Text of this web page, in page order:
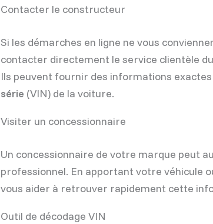
Contacter le constructeur
Si les démarches en ligne ne vous
contacter directement le service clientèle
Ils peuvent fournir des informations
série (VIN) de la voiture.
Visiter un concessionnaire
Un concessionnaire de votre marque peut
professionnel. En apportant votre véhicule
vous aider à retrouver rapidement cette
Outil de décodage VIN